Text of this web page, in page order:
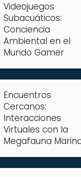
Videojuegos
Subacuáticos:
Conciencia
Ambiental en el
Mundo Gamer
Encuentros
Cercanos:
Interacciones
Virtuales con la
Megafauna